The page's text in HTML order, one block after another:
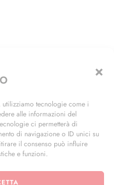
tecnologie come i
alle informazioni del
ci permetterà di
di navigazione o ID unici su
il consenso può influire
e funzioni.
Sul Naviglio (MI)